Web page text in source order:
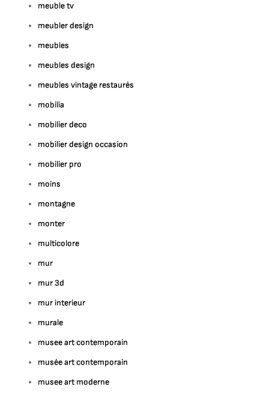
meuble tv
meubler design
meubles
meubles design
meubles vintage restaurés
mobilia
mobilier deco
mobilier design occasion
mobilier pro
moins
montagne
monter
multicolore
mur
mur 3d
mur interieur
murale
musee art contemporain
musée art contemporain
musee art moderne